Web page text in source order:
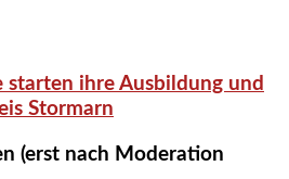
ihre Ausbildung und
Stormarn
(erst nach Moderation